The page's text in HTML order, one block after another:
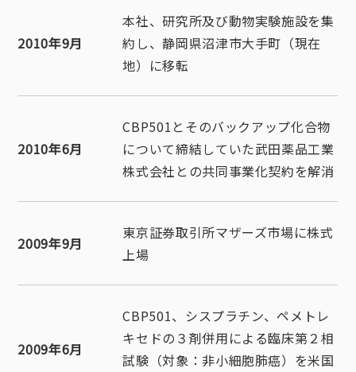
2010年9月
本社、研究所及び動物実験施設を集
約し、静岡県沼津市大手町（現在
地）に移転
2010年6月
CBP501とそのバックアップ化合物
について締結していた武田薬品工業
株式会社との共同事業化契約を解消
2009年9月
東京証券取引所マザーズ市場に株式
上場
2009年6月
CBP501、シスプラチン、ペメトレ
キセドの３剤併用による臨床第２相
試験（対象：非小細胞肺癌）を米国